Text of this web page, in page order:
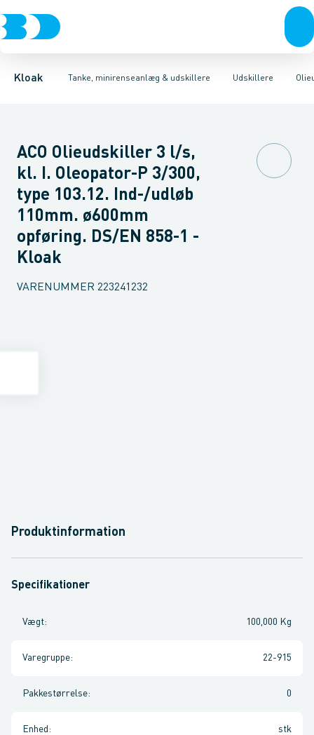
Kloak Tanke, minirenseanlæg & udskillere
Rør & fittingsBrøndeBrøndgodsLinjeafvandingTanke,
Udskillere
Udskillere Tanke Tilbehør til tankeMini renseanlæg
OlieudskillereFedtudskillereTilbehør til udskillereSandfang
ACO Olieudskiller 3 l/s,
kl. I. Oleopator-P 3/300,
type 103.12. Ind-/udløb
110mm. ø600mm
opføring. DS/EN 858-1 -
Kloak
VARENUMMER 223241232
Produktinformation
Specifikationer
Vægt: 100,000 Kg
Varegruppe: 22-915
Pakkestørrelse: 0
Enhed : stk